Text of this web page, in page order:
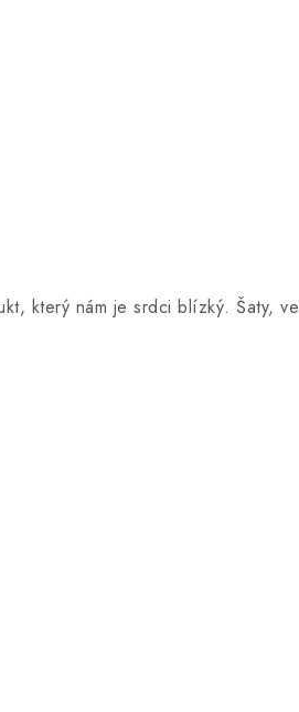
který nám je srdci blízký. Šaty, ve